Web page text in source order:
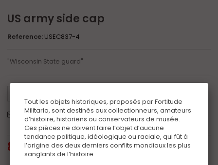
US army side cap
Reference: USEC837-4
"Wisconsin State guard"
Send to a friend Print
80,00 €tax incl.
Tout les objets historiques, proposés par Fortitude
Militaria, sont destinés aux collectionneurs, amateurs
d’histoire, historiens ou conservateurs de musée.
Ces pièces ne doivent faire l’objet d’aucune
tendance politique, idéologique ou raciale, qui fût à
l’origine des deux derniers conflits mondiaux les plus
sanglants de l’histoire.